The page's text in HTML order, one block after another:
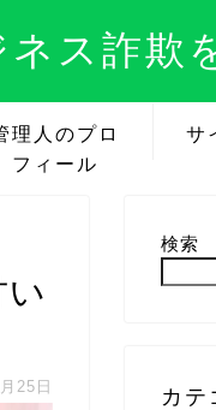
ス詐欺
理人のプロ
フィール
サ
25日
検索
カテ